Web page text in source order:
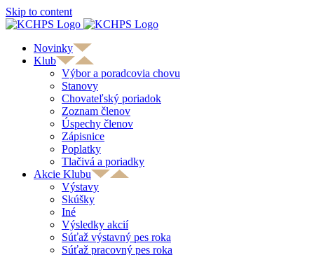
Skip to content
Novinky
Klub
Výbor a poradcovia chovu
Stanovy
Chovateľský poriadok
Zoznam členov
Úspechy členov
Zápisnice
Poplatky
Tlačivá a poriadky
Akcie Klubu
Výstavy
Skúšky
Iné
Výsledky akcií
Súťaž výstavný pes roka
Súťaž pracovný pes roka